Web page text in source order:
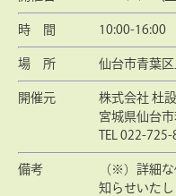
時 間 10:00-16:00
場 所 仙台市青葉
開催元
株式会社 杜
宮城県仙台
TEL 022-
備考
（※）詳細
知らせいたし